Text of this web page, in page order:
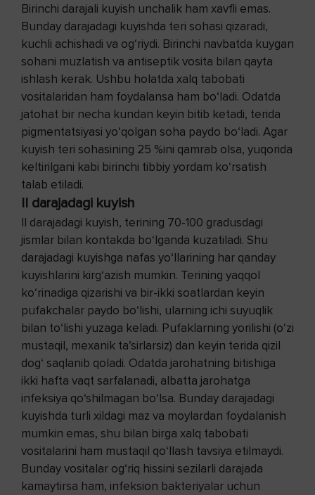
Birinchi darajali kuyish unchalik ham xavfli emas.
Bunday darajadagi kuyishda teri sohasi qizaradi,
kuchli achishadi va og‘riydi. Birinchi navbatda kuygan
sohani muzlatish va antiseptik vosita bilan qayta
ishlash kerak. Ushbu holatda xalq tabobati
vositalaridan ham foydalansa ham bo‘ladi. Odatda
jatohat bir necha kundan keyin bitib ketadi, terida
pigmentatsiyasi yo‘qolgan soha paydo bo‘ladi. Agar
kuyish teri sohasining 25 %ini qamrab olsa, yuqorida
keltirilgani kabi birinchi tibbiy yordam ko‘rsatish
talab etiladi.
II darajadagi kuyish
II darajadagi kuyish, terining 70-100 gradusdagi
jismlar bilan kontakda bo‘lganda kuzatiladi. Shu
darajadagi kuyishga nafas yo‘llarining har qanday
kuyishlarini kirg‘azish mumkin. Terining yaqqol
ko‘rinadiga qizarishi va bir-ikki soatlardan keyin
pufakchalar paydo bo‘lishi, ularning ichi suyuqlik
bilan to‘lishi yuzaga keladi. Pufaklarning yorilishi (o‘zi
mustaqil, mexanik ta’sirlarsiz) dan keyin terida qizil
dog‘ saqlanib qoladi. Odatda jarohatning bitishiga
ikki hafta vaqt sarfalanadi, albatta jarohatga
infeksiya qo‘shilmagan bo‘lsa. Bunday darajadagi
kuyishda turli xildagi maz va moylardan foydalanish
mumkin emas, shu bilan birga xalq tabobati
vositalarini ham mustaqil qo‘llash tavsiya etilmaydi.
Bunday vositalar og‘riq hissini sezilarli darajada
kamaytirsa ham, infeksion bakteriyalar uchun